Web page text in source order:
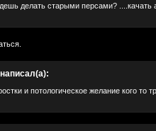
делать старыми персами? ....качать
и потологическое желание кого то